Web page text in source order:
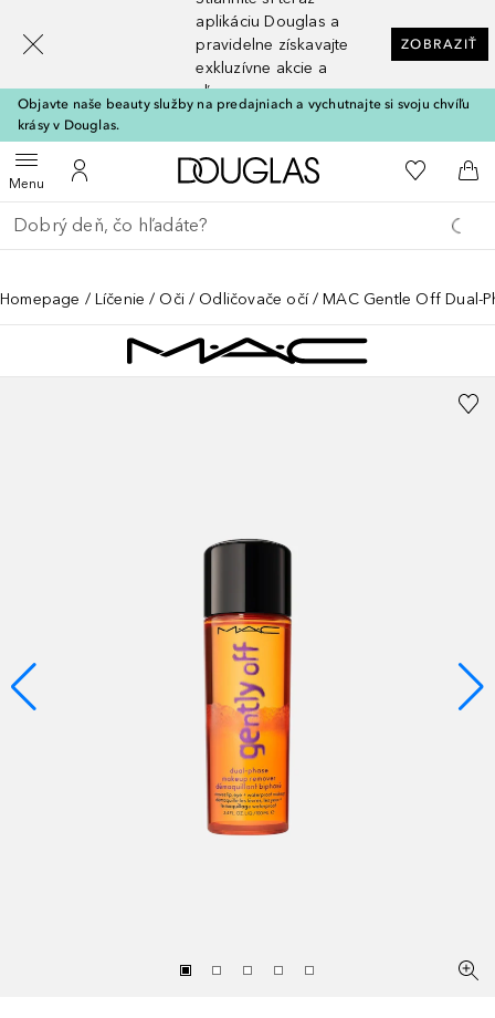
aplikáciu Douglas a
pravidelne získavajte
exkluzívne akcie a
zľavy
ZOBRAZIŤ
Objavte naše beauty služby na predajniach a vychutnajte si svoju chvíľu
krásy v Douglas.
MenuOtvoriť menuDo môjho účtu
Domov Do môjho
Do
Choď späť
Vykonajte vyhľadávanie
Homepage Líčenie Oči Odličovače očí MAC Gentle Off Dual-
[navigation.slideout.screenreader]